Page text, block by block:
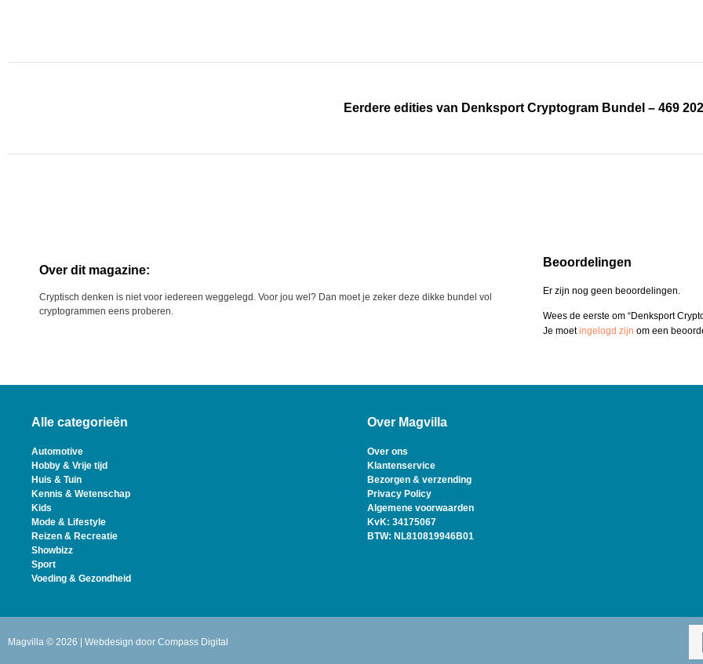
Eerdere edities van Denksport Cryptogram Bundel – 469
Over dit magazine:
Cryptisch denken is niet voor iedereen weggelegd. Voor jou wel? Dan moet je zeker deze dikke bundel vol
cryptogrammen eens proberen.
Beoordelingen
Er zijn nog geen beoordelingen.
Wees de eerste om “Denksport
Je moetingelogd zijn om een
Alle categorieën
Automotive
Hobby & Vrije tijd
Huis & Tuin
Kennis & Wetenschap
Kids
Mode & Lifestyle
Reizen & Recreatie
Showbizz
Sport
Voeding & Gezondheid
Over Magvilla
Over ons
Klantenservice
Bezorgen & verzending
Privacy Policy
Algemene voorwaarden
KvK: 34175067
BTW: NL810819946B01
Magvilla © 2026 | Webdesign door Compass Digital